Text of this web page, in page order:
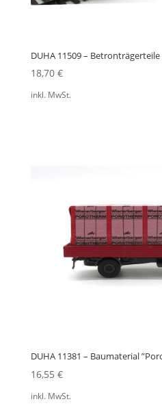
DUHA 11509 – Betronträgerteile
18,70 €
inkl. MwSt.
DUHA 11381 – Baumaterial
16,55 €
inkl. MwSt.